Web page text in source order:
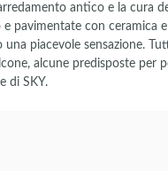
antico e la cura
pavimentate con ceramica
una piacevole sensazione.
alcune predisposte per
di SKY.